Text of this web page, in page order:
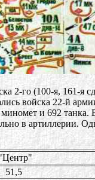
го (100-я, 161-я
войска 22-й
и 692
в артиллерии.